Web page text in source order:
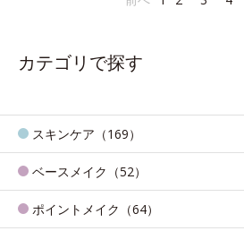
カテゴリで探す
スキンケア（169）
ベースメイク（52）
ポイントメイク（64）